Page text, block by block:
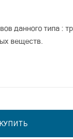
данного типа :
веществ.
КУПИТЬ